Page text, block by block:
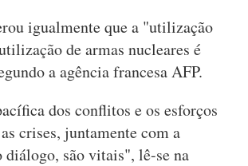
igualmente que a "utilização
de armas nucleares é
a agência francesa AFP.
dos conflitos e os esforços
crises, juntamente com a
são vitais", lê-se na